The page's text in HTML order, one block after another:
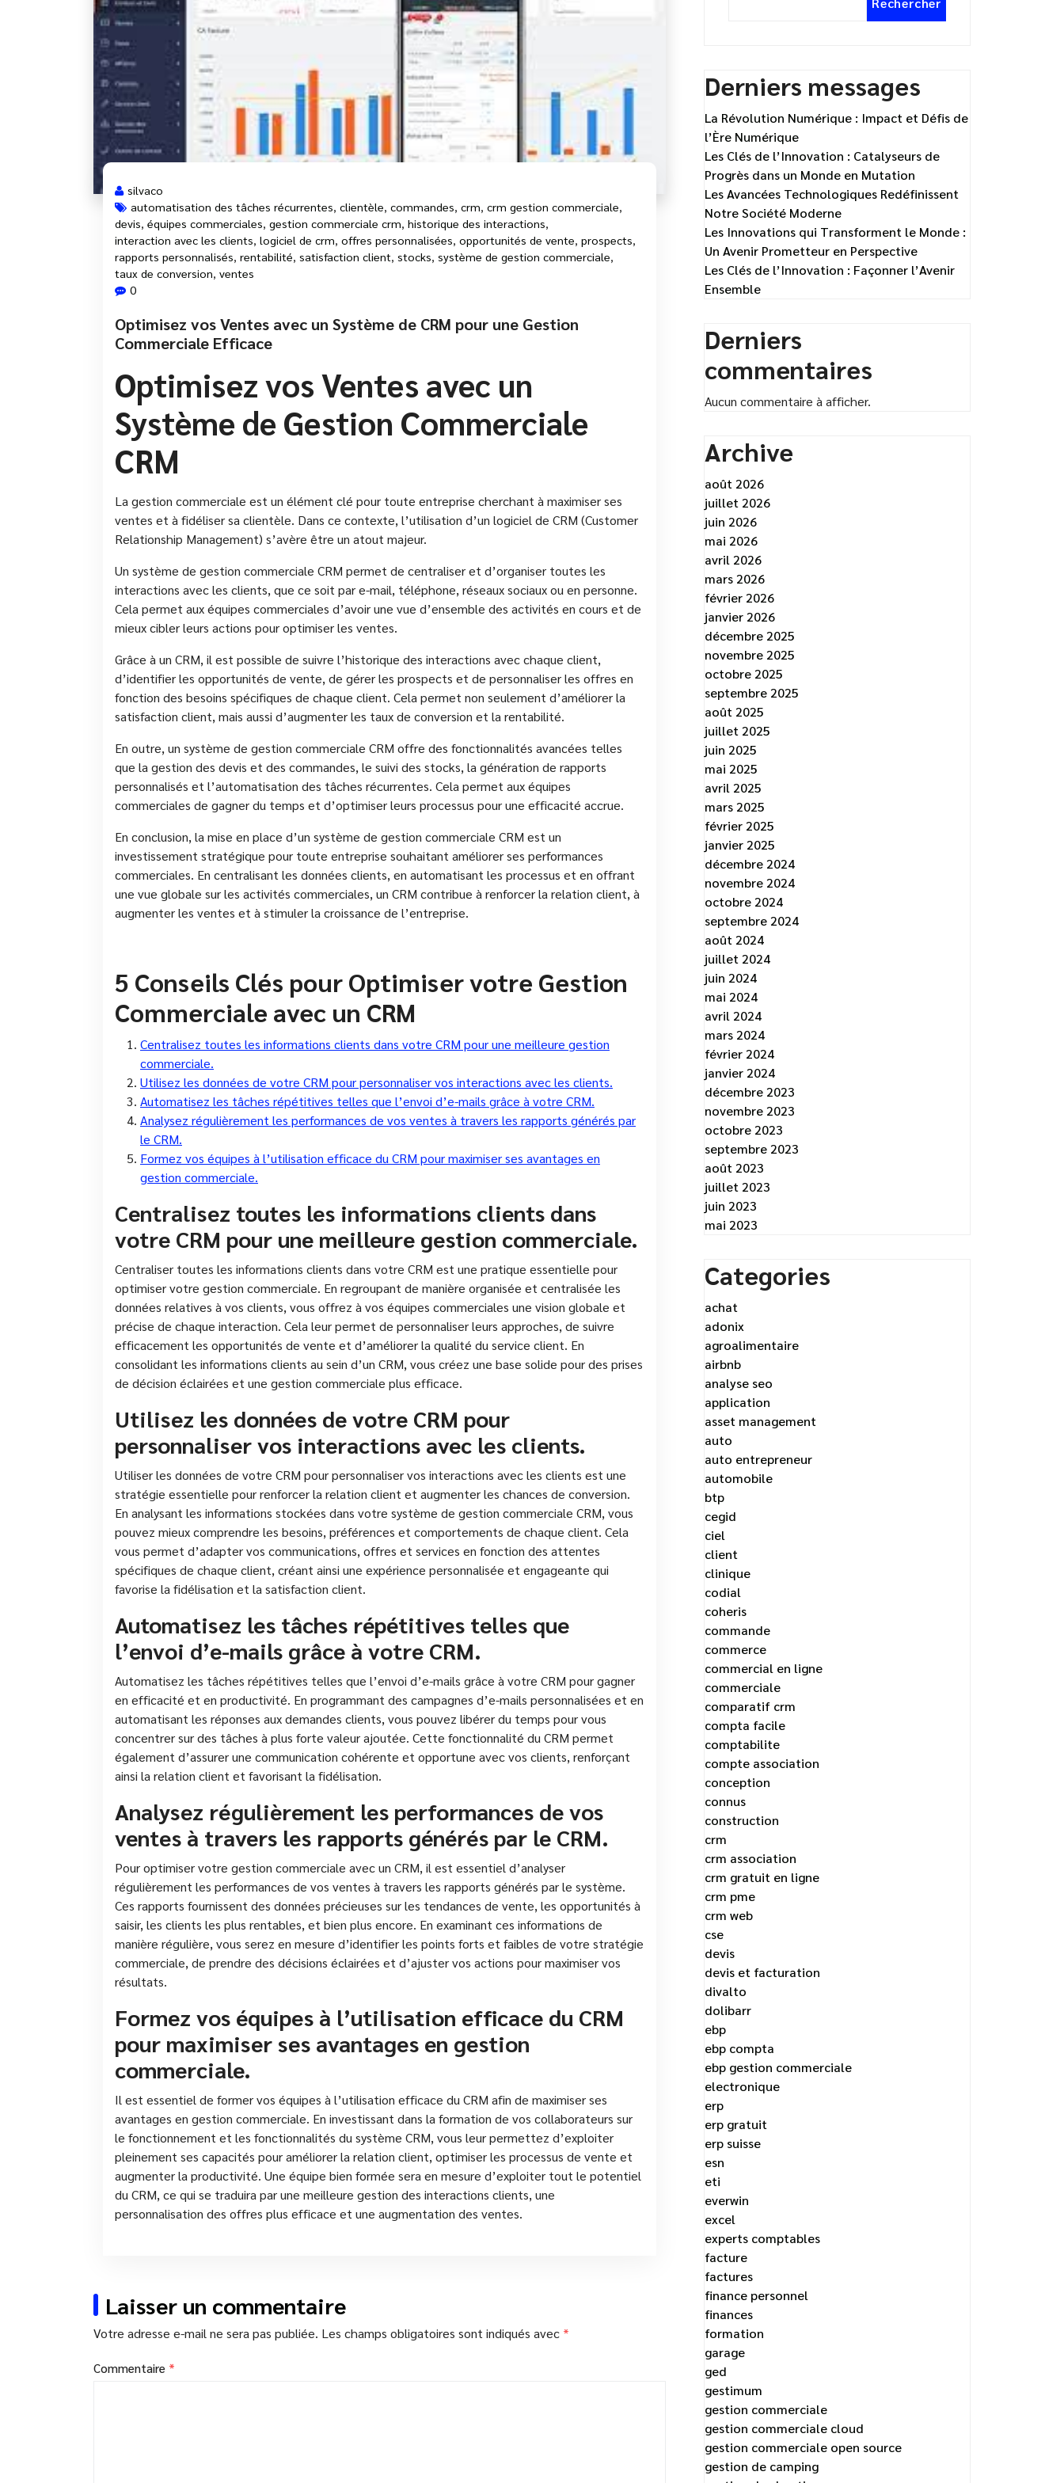
silvaco
automatisation des tâches récurrentes, clientèle, commandes, crm, crm gestion commerciale,
devis, équipes commerciales, gestion commerciale crm, historique des interactions,
interaction avec les clients, logiciel de crm, offres personnalisées, opportunités de vente, prospects,
rapports personnalisés, rentabilité, satisfaction client, stocks, système de gestion commerciale,
taux de conversion, ventes
0
Optimisez vos Ventes avec un Système de CRM pour une Gestion
Commerciale Efficace
Optimisez vos Ventes avec un
Système de Gestion Commerciale
CRM
La gestion commerciale est un élément clé pour toute entreprise cherchant à maximiser ses
ventes et à fidéliser sa clientèle. Dans ce contexte, l’utilisation d’un logiciel de CRM (Customer
Relationship Management) s’avère être un atout majeur.
Un système de gestion commerciale CRM permet de centraliser et d’organiser toutes les
interactions avec les clients, que ce soit par e-mail, téléphone, réseaux sociaux ou en personne.
Cela permet aux équipes commerciales d’avoir une vue d’ensemble des activités en cours et de
mieux cibler leurs actions pour optimiser les ventes.
Grâce à un CRM, il est possible de suivre l’historique des interactions avec chaque client,
d’identifier les opportunités de vente, de gérer les prospects et de personnaliser les offres en
fonction des besoins spécifiques de chaque client. Cela permet non seulement d’améliorer la
satisfaction client, mais aussi d’augmenter les taux de conversion et la rentabilité.
En outre, un système de gestion commerciale CRM offre des fonctionnalités avancées telles
que la gestion des devis et des commandes, le suivi des stocks, la génération de rapports
personnalisés et l’automatisation des tâches récurrentes. Cela permet aux équipes
commerciales de gagner du temps et d’optimiser leurs processus pour une efficacité accrue.
En conclusion, la mise en place d’un système de gestion commerciale CRM est un
investissement stratégique pour toute entreprise souhaitant améliorer ses performances
commerciales. En centralisant les données clients, en automatisant les processus et en offrant
une vue globale sur les activités commerciales, un CRM contribue à renforcer la relation client, à
augmenter les ventes et à stimuler la croissance de l’entreprise.
5 Conseils Clés pour Optimiser votre Gestion
Commerciale avec un CRM
Centralisez toutes les informations clients dans votre CRM pour une meilleure gestion
commerciale.
Utilisez les données de votre CRM pour personnaliser vos interactions avec les clients.
Automatisez les tâches répétitives telles que l’envoi d’e-mails grâce à votre CRM.
Analysez régulièrement les performances de vos ventes à travers les rapports générés par
le CRM.
Formez vos équipes à l’utilisation efficace du CRM pour maximiser ses avantages en
gestion commerciale.
Centralisez toutes les informations clients dans
votre CRM pour une meilleure gestion commerciale.
Centraliser toutes les informations clients dans votre CRM est une pratique essentielle pour
optimiser votre gestion commerciale. En regroupant de manière organisée et centralisée les
données relatives à vos clients, vous offrez à vos équipes commerciales une vision globale et
précise de chaque interaction. Cela leur permet de personnaliser leurs approches, de suivre
efficacement les opportunités de vente et d’améliorer la qualité du service client. En
consolidant les informations clients au sein d’un CRM, vous créez une base solide pour des prises
de décision éclairées et une gestion commerciale plus efficace.
Utilisez les données de votre CRM pour
personnaliser vos interactions avec les clients.
Utiliser les données de votre CRM pour personnaliser vos interactions avec les clients est une
stratégie essentielle pour renforcer la relation client et augmenter les chances de conversion.
En analysant les informations stockées dans votre système de gestion commerciale CRM, vous
pouvez mieux comprendre les besoins, préférences et comportements de chaque client. Cela
vous permet d’adapter vos communications, offres et services en fonction des attentes
spécifiques de chaque client, créant ainsi une expérience personnalisée et engageante qui
favorise la fidélisation et la satisfaction client.
Automatisez les tâches répétitives telles que
l’envoi d’e-mails grâce à votre CRM.
Automatisez les tâches répétitives telles que l’envoi d’e-mails grâce à votre CRM pour gagner
en efficacité et en productivité. En programmant des campagnes d’e-mails personnalisées et en
automatisant les réponses aux demandes clients, vous pouvez libérer du temps pour vous
concentrer sur des tâches à plus forte valeur ajoutée. Cette fonctionnalité du CRM permet
également d’assurer une communication cohérente et opportune avec vos clients, renforçant
ainsi la relation client et favorisant la fidélisation.
Analysez régulièrement les performances de vos
ventes à travers les rapports générés par le CRM.
Pour optimiser votre gestion commerciale avec un CRM, il est essentiel d’analyser
régulièrement les performances de vos ventes à travers les rapports générés par le système.
Ces rapports fournissent des données précieuses sur les tendances de vente, les opportunités à
saisir, les clients les plus rentables, et bien plus encore. En examinant ces informations de
manière régulière, vous serez en mesure d’identifier les points forts et faibles de votre stratégie
commerciale, de prendre des décisions éclairées et d’ajuster vos actions pour maximiser vos
résultats.
Formez vos équipes à l’utilisation efficace du CRM
pour maximiser ses avantages en gestion
commerciale.
Il est essentiel de former vos équipes à l’utilisation efficace du CRM afin de maximiser ses
avantages en gestion commerciale. En investissant dans la formation de vos collaborateurs sur
le fonctionnement et les fonctionnalités du système CRM, vous leur permettez d’exploiter
pleinement ses capacités pour améliorer la relation client, optimiser les processus de vente et
augmenter la productivité. Une équipe bien formée sera en mesure d’exploiter tout le potentiel
du CRM, ce qui se traduira par une meilleure gestion des interactions clients, une
personnalisation des offres plus efficace et une augmentation des ventes.
Laisser un commentaire
Votre adresse e-mail ne sera pas publiée. Les champs obligatoires sont indiqués avec *
Commentaire *
Derniers messages
La Révolution Numérique : Impact et Défis de
l’Ère Numérique
Les Clés de l’Innovation : Catalyseurs de
Progrès dans un Monde en Mutation
Les Avancées Technologiques Redéfinissent
Notre Société Moderne
Les Innovations qui Transforment le Monde :
Un Avenir Prometteur en Perspective
Les Clés de l’Innovation : Façonner l’Avenir
Ensemble
Derniers
commentaires
Aucun commentaire à afficher.
Archive
août 2026
juillet 2026
juin 2026
mai 2026
avril 2026
mars 2026
février 2026
janvier 2026
décembre 2025
novembre 2025
octobre 2025
septembre 2025
août 2025
juillet 2025
juin 2025
mai 2025
avril 2025
mars 2025
février 2025
janvier 2025
décembre 2024
novembre 2024
octobre 2024
septembre 2024
août 2024
juillet 2024
juin 2024
mai 2024
avril 2024
mars 2024
février 2024
janvier 2024
décembre 2023
novembre 2023
octobre 2023
septembre 2023
août 2023
juillet 2023
juin 2023
mai 2023
Categories
achat
adonix
agroalimentaire
airbnb
analyse seo
application
asset management
auto
auto entrepreneur
automobile
btp
cegid
ciel
client
clinique
codial
coheris
commande
commerce
commercial en ligne
commerciale
comparatif crm
compta facile
comptabilite
compte association
conception
connus
construction
crm
crm association
crm gratuit en ligne
crm pme
crm web
cse
devis
devis et facturation
divalto
dolibarr
ebp
ebp compta
ebp gestion commerciale
electronique
erp
erp gratuit
erp suisse
esn
eti
everwin
excel
experts comptables
facture
factures
finance personnel
finances
formation
garage
ged
gestimum
gestion commerciale
gestion commerciale cloud
gestion commerciale open source
gestion de camping